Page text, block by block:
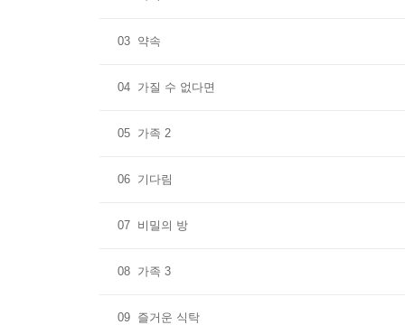
03 약속
04 가질 수 없다면
05 가족 2
06 기다림
07 비밀의 방
08 가족 3
09 즐거운 식탁